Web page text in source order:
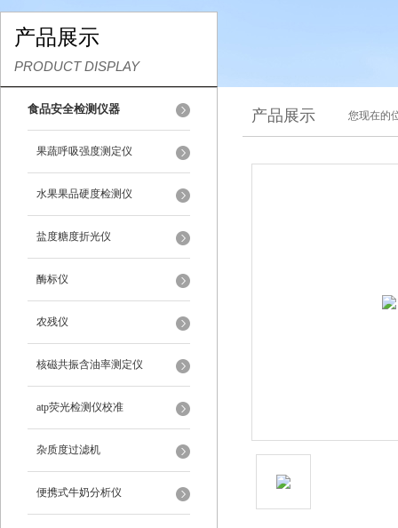
产品展示
PRODUCT DISPLAY
食品安全检测仪器
果蔬呼吸强度测定仪
水果果品硬度检测仪
盐度糖度折光仪
酶标仪
农残仪
核磁共振含油率测定仪
atp荧光检测仪校准
杂质度过滤机
便携式牛奶分析仪
产品展示 您现在的